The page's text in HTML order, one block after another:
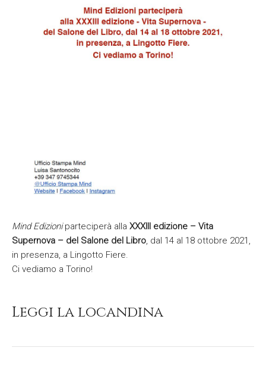
Mind Edizioniparteciperà alla XXXIII edizione – Vita
Supernova – del Salone del Libro, dal 14 al 18 ottobre 2021,
in presenza, a Lingotto Fiere.
Ci vediamo a Torino!
Leggi la locandina